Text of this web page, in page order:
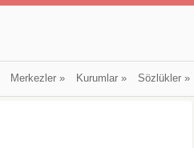
Merkezler» Kurumlar» Sözlükler»